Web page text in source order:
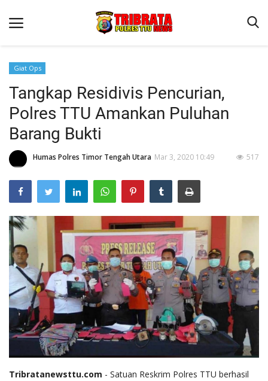
Beranda
Terms & Conditions
Reskrim
Binkam
Lantas
OPINI
Giat Ops
Tangkap Residivis Pencurian,
Polres TTU Amankan Puluhan
Barang Bukti
Humas Polres Timor Tengah Utara Mar 3, 2020 10:49 517
Tribratanewsttu.com - Satuan Reskrim Polres TTU berhasil